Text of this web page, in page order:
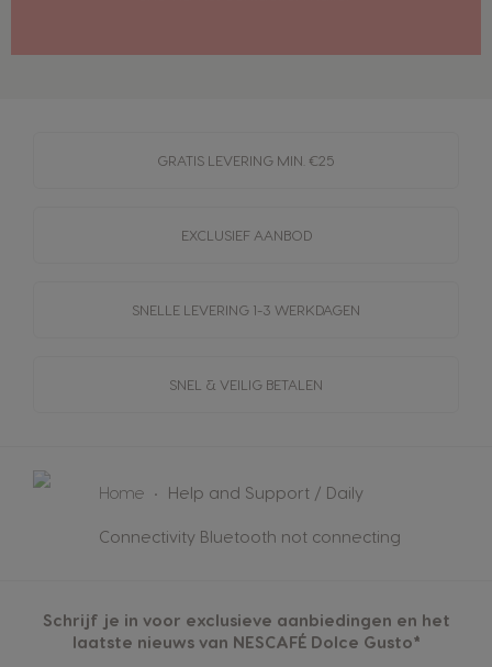
GRATIS LEVERING MIN. €25
EXCLUSIEF AANBOD
SNELLE LEVERING 1-3 WERKDAGEN
SNEL & VEILIG BETALEN
Home Help and Support / Daily
Connectivity Bluetooth not connecting
Schrijf je in voor exclusieve aanbiedingen en het
laatste nieuws van NESCAFÉ Dolce Gusto*